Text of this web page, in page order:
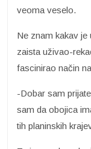
veoma veselo.
Ne znam kakav je
zaista uživao-
fascinirao način
-Dobar sam
sam da obojica
tih planinskih